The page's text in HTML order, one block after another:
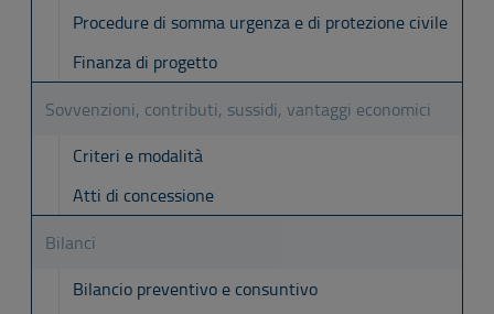
Procedure di somma urgenza e di protezione civile
Finanza di progetto
Sovvenzioni, contributi, sussidi, vantaggi economici
Criteri e modalità
Atti di concessione
Bilanci
Bilancio preventivo e consuntivo